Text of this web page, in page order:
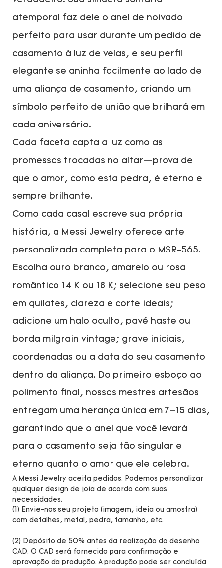
atemporal faz dele o anel de noivado
perfeito para usar durante um pedido de
casamento à luz de velas, e seu perfil
elegante se aninha facilmente ao lado de
uma aliança de casamento, criando um
símbolo perfeito de união que brilhará em
cada aniversário.
Cada faceta capta a luz como as
promessas trocadas no altar—prova de
que o amor, como esta pedra, é eterno e
sempre brilhante.
Como cada casal escreve sua própria
história, a Messi Jewelry oferece arte
personalizada completa para o MSR-565.
Escolha ouro branco, amarelo ou rosa
romântico 14 K ou 18 K; selecione seu peso
em quilates, clareza e corte ideais;
adicione um halo oculto, pavé haste ou
borda milgrain vintage; grave iniciais,
coordenadas ou a data do seu casamento
dentro da aliança. Do primeiro esboço ao
polimento final, nossos mestres artesãos
entregam uma herança única em 7–15 dias,
garantindo que o anel que você levará
para o casamento seja tão singular e
eterno quanto o amor que ele celebra.
A Messi Jewelry aceita pedidos. Podemos personalizar
qualquer design de joia de acordo com suas
necessidades.
(1) Envie-nos seu projeto (imagem, ideia ou amostra)
com detalhes, metal, pedra, tamanho, etc.
(2) Depósito de 50% antes da realização do desenho
CAD. O CAD será fornecido para confirmação e
aprovação da produção. A produção pode ser concluída